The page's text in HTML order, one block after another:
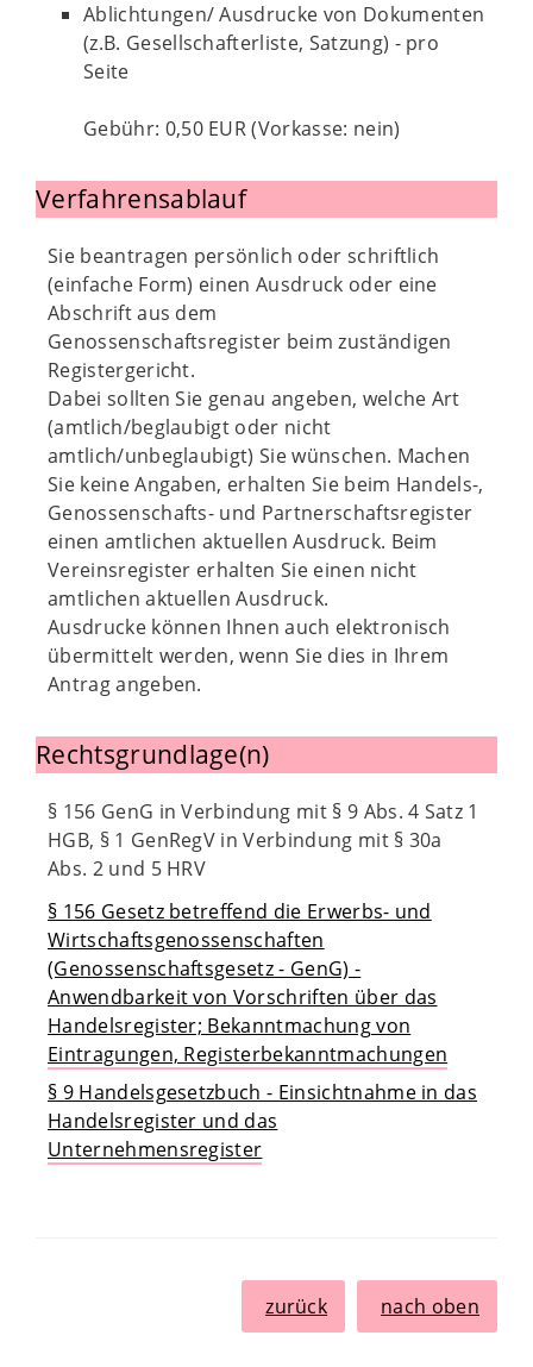
Ablichtungen/ Ausdrucke von Dokumenten
(z.B. Gesellschafterliste, Satzung) - pro
Seite
Gebühr: 0,50 EUR (Vorkasse: nein)
Verfahrensablauf
Sie beantragen persönlich oder schriftlich
(einfache Form) einen Ausdruck oder eine
Abschrift aus dem
Genossenschaftsregister beim zuständigen
Registergericht.
Dabei sollten Sie genau angeben, welche Art
(amtlich/beglaubigt oder nicht
amtlich/unbeglaubigt) Sie wünschen. Machen
Sie keine Angaben, erhalten Sie beim Handels-,
Genossenschafts- und Partnerschaftsregister
einen amtlichen aktuellen Ausdruck. Beim
Vereinsregister erhalten Sie einen nicht
amtlichen aktuellen Ausdruck.
Ausdrucke können Ihnen auch elektronisch
übermittelt werden, wenn Sie dies in Ihrem
Antrag angeben.
Rechtsgrundlage(n)
§ 156 GenG in Verbindung mit § 9 Abs. 4 Satz 1
HGB, § 1 GenRegV in Verbindung mit § 30a
Abs. 2 und 5 HRV
§ 156 Gesetz betreffend die Erwerbs- und
Wirtschaftsgenossenschaften
(Genossenschaftsgesetz - GenG) -
Anwendbarkeit von Vorschriften über das
Handelsregister; Bekanntmachung von
Eintragungen, Registerbekanntmachungen
§ 9 Handelsgesetzbuch - Einsichtnahme in das
Handelsregister und das
Unternehmensregister
zurück nach oben